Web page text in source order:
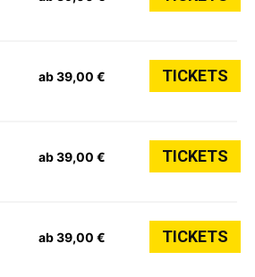
ab 39,00 € TICKETS
ab 39,00 € TICKETS
ab 39,00 € TICKETS